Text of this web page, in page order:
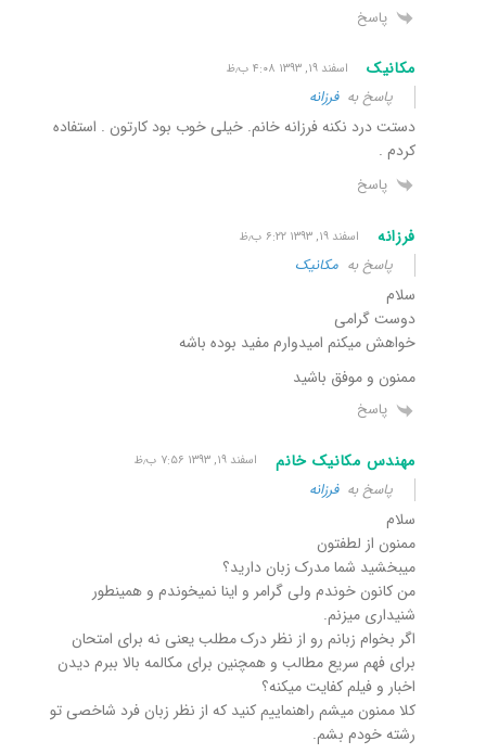
پاسخ
مکانیک اسفند ۱۹, ۱۳۹۳ ۴:۰۸ ب٫ظ
پاسخ بهفرزانه
دستت درد نکنه فرزانه خانم. خیلی خوب بود کارتون . استفاده
کردم .
پاسخ
فرزانه اسفند ۱۹, ۱۳۹۳ ۶:۲۲ ب٫ظ
پاسخ به مکانیک
سلام
دوست گرامی
خواهش میکنم امیدوارم مفید بوده باشه
ممنون و موفق باشید
پاسخ
مهندس مکانیک خانم اسفند ۱۹, ۱۳۹۳ ۷:۵۶ ب٫ظ
پاسخ بهفرزانه
سلام
ممنون از لطفتون
میبخشید شما مدرک زبان دارید؟
من کانون خوندم ولی گرامر و اینا نمیخوندم و همینطور
شنیداری میزنم.
اگر بخوام زبانم رو از نظر درک مطلب یعنی نه برای امتحان
برای فهم سریع مطالب و همچنین برای مکالمه بالا ببرم دیدن
اخبار و فیلم کفایت میکنه؟
کلا ممنون میشم راهنماییم کنید که از نظر زبان فرد شاخصی تو
رشته خودم بشم.